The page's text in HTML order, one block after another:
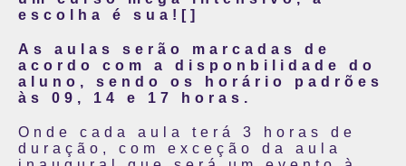
escolha é sua![]
As aulas serão marcadas de
acordo com a disponbilidade do
aluno, sendo os horário padrões
às 09, 14 e 17 horas.
Onde cada aula terá 3 horas de
duração, com exceção da aula